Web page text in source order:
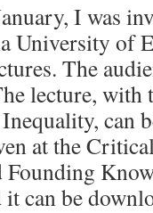
I was
University of
The
lecture,
can
at the
can be